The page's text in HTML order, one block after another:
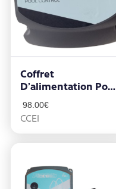
Coffret
D’alimentation Pour
Projecteur PICCOLO
– PIMT31
98.00€
CCEI